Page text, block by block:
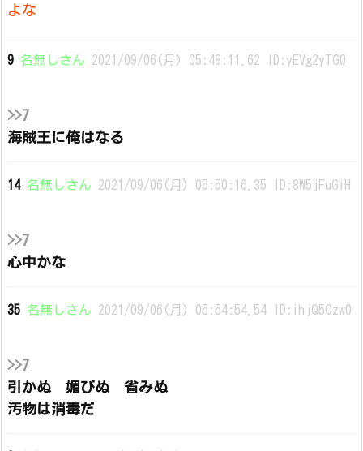
よな
9 名無しさん 2021/09/06(月) 05:48:11.62 ID:yEVg2yTG0
>>7
海賊王に俺はなる
14 名無しさん 2021/09/06(月) 05:50:16.35 ID:8W5jFuGiH
>>7
心中かな
35 名無しさん 2021/09/06(月) 05:54:54.54 ID:ihjQ5Ozw0
>>7
引かぬ 媚びぬ 省みぬ
汚物は消毒だ